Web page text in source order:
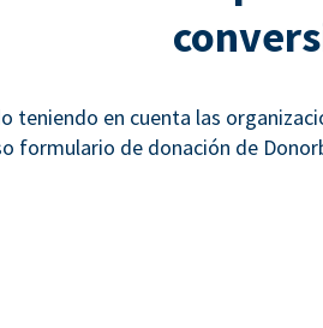
teniendo en cuenta las
formulario de donación de